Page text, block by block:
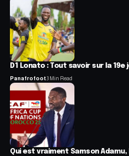
D1 Lonato : Tout savoir sur la 19e
Panafrofoot3 Min Read
Qui est vraiment Samson